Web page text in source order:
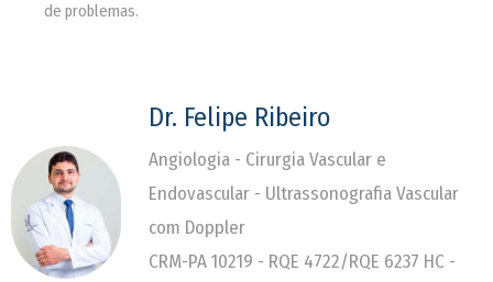
de problemas.
Dr. Felipe Ribeiro
Angiologia - Cirurgia Vascular e
Endovascular - Ultrassonografia Vascular
com Doppler
CRM-PA 10219 - RQE 4722/RQE 6237 HC -